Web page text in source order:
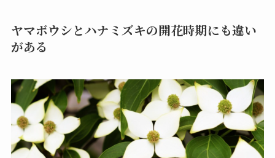
ヤマボウシとハナミズキの開花時期にも違い
がある